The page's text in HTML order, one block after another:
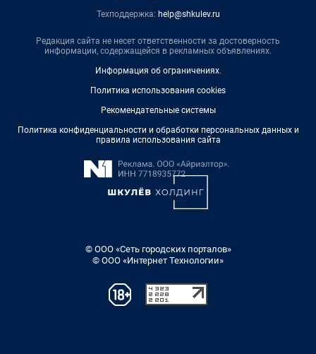
Техподдержка: help@shkulev.ru
Редакция сайта не несет ответственности за достоверность
информации, содержащейся в рекламных объявлениях.
Информация об ограничениях.
Политика использования cookies
Рекомендательные системы
Политика конфиденциальности и обработки персональных данных и
правила использования сайта
© ООО «Сеть городских порталов»
© ООО «Интернет Технологии»